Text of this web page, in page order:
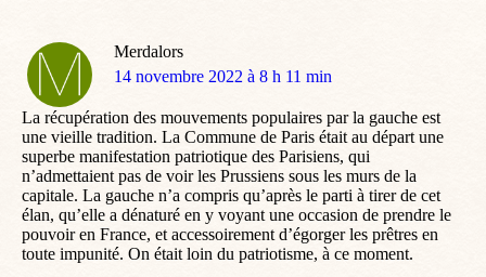
Merdalors
dit
14 novembre 2022 à 8 h 11 min
La récupération des mouvements populaires par la gauche est
une vieille tradition. La Commune de Paris était au départ une
superbe manifestation patriotique des Parisiens, qui
n’admettaient pas de voir les Prussiens sous les murs de la
capitale. La gauche n’a compris qu’après le parti à tirer de cet
élan, qu’elle a dénaturé en y voyant une occasion de prendre le
pouvoir en France, et accessoirement d’égorger les prêtres en
toute impunité. On était loin du patriotisme, à ce moment.